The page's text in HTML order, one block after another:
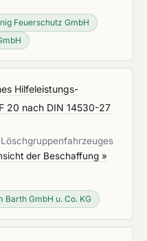
Feuerschutz GmbH
Hilfeleistungs-
20 nach DIN 14530-27
der Beschaffung »
Barth GmbH u. Co. KG